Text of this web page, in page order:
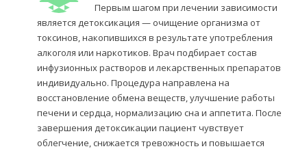
Первым шагом при лечении зависимости
является детоксикация — очищение организма от
токсинов, накопившихся в результате употребления
алкоголя или наркотиков. Врач подбирает состав
инфузионных растворов и лекарственных препаратов
индивидуально. Процедура направлена на
восстановление обмена веществ, улучшение работы
печени и сердца, нормализацию сна и аппетита. После
завершения детоксикации пациент чувствует
облегчение, снижается тревожность и повышается